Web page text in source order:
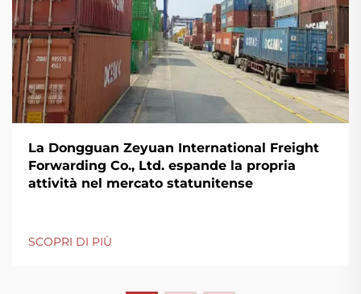
La Dongguan Zeyuan International Freight
Forwarding Co., Ltd. espande la propria
attività nel mercato statunitense
SCOPRI DI PIÙ